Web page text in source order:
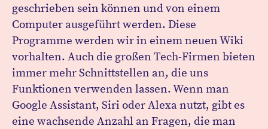
geschrieben sein können und von einem
Computer ausgeführt werden. Diese
Programme werden wir in einem neuen Wiki
vorhalten. Auch die großen Tech-Firmen bieten
immer mehr Schnittstellen an, die uns
Funktionen verwenden lassen. Wenn man
Google Assistant, Siri oder Alexa nutzt, gibt es
eine wachsende Anzahl an Fragen, die man